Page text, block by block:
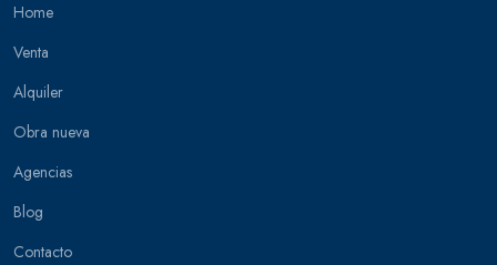
Home
Venta
Alquiler
Obra nueva
Agencias
Blog
Contacto